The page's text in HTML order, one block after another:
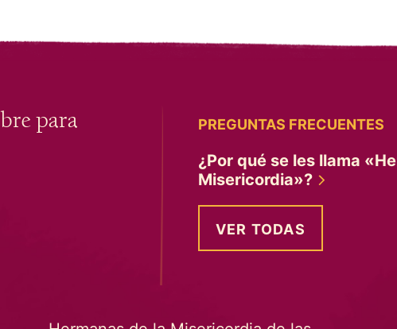
para
PREGUNTAS FRECUENTES
¿Por qué se les llama
Misericordia»?
VER TODAS